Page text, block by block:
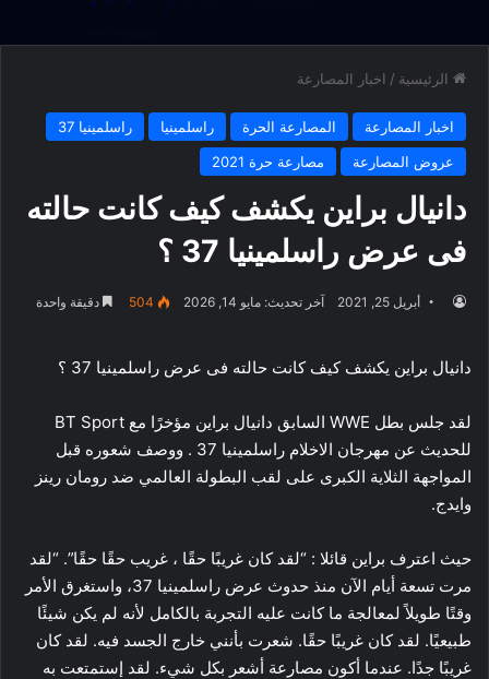
الرئيسية / اخبار المصارعة
اخبار المصارعة المصارعة الحرة راسلمينيا
راسلمينيا 37
عروض المصارعة
مصارعة حرة 2021
دانيال براين يكشف كيف كانت حالته
فى عرض راسلمينيا 37 ؟
أبريل 25, 2021 آخر تحديث: مايو 14, 2026 504 دقيقة واحدة
دانيال براين يكشف كيف كانت حالته فى عرض راسلمينيا 37 ؟
لقد جلس بطل WWE السابق دانيال براين مؤخرًا مع BT Sport
للحديث عن مهرجان الاخلام راسلمينيا 37 . ووصف شعوره قبل
المواجهة الثلاية الكبرى على لقب البطولة العالمي ضد رومان رينز
وايدج.
حيث اعترف براين قائلا : “لقد كان غريبًا حقًا ، غريب حقًا حقًا”. “لقد
مرت تسعة أيام الآن منذ حدوث عرض راسلمينيا 37، واستغرق الأمر
وقتًا طويلاً لمعالجة ما كانت عليه التجربة بالكامل لأنه لم يكن شيئًا
طبيعيًا. لقد كان غريبًا حقًا. شعرت بأنني خارج الجسد فيه. لقد كان
غريبًا جدًا. عندما أكون مصارعة أشعر بكل شيء. لقد إستمتعت به